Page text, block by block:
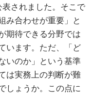
されました。そこで
み合わせが重要」と
期待できる分野では
います。ただ、「ど
いのか」という基準
は実務上の判断が難
しょうか。この点に